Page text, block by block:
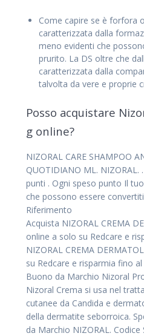
Come capire se è forfora
caratterizzata dalla
meno evidenti che
prurito. La DS oltre che
caratterizzata dalla
talvolta da vere e proprie
Posso acquistare
g online?
NIZORAL CARE SHAMPOO
QUOTIDIANO ML. NIZORAL.
punti . Ogni speso punto Il
che possono essere
Riferimento
Acquista NIZORAL CREMA
online a solo su Redcare e
NIZORAL CREMA
su Redcare e risparmia fino
Buono da Marchio Nizoral
Nizoral Crema si usa nel
cutanee da Candida e
della dermatite seborroica.
da Marchio NIZORAL.